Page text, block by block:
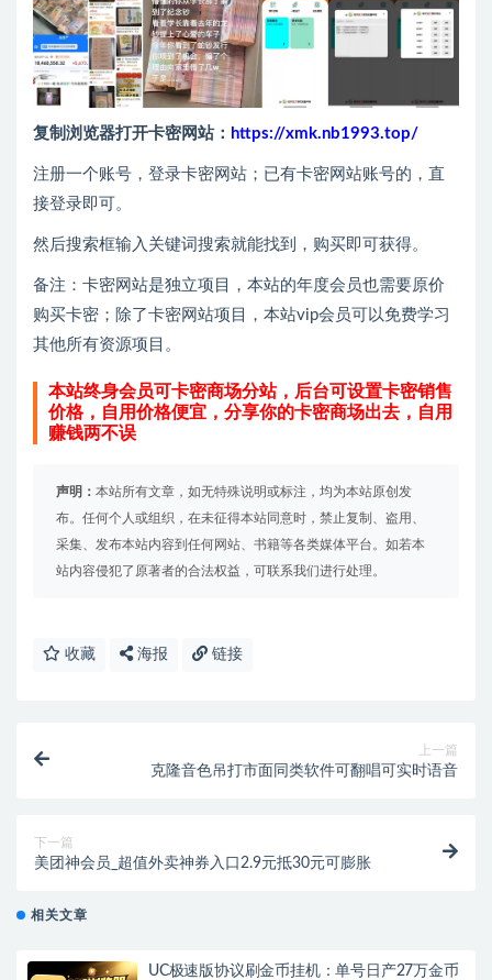
复制浏览器打开卡密网站： https://xmk.nb1993.top/
注册一个账号，登录卡密网站；已有卡密网站账号的，直
接登录即可。
然后搜索框输入关键词搜索就能找到，购买即可获得。
备注：卡密网站是独立项目，本站的年度会员也需要原价
购买卡密；除了卡密网站项目，本站vip会员可以免费学习
其他所有资源项目。
本站终身会员可卡密商场分站，后台可设置卡密销售
价格，自用价格便宜，分享你的卡密商场出去，自用
赚钱两不误
声明： 本站所有文章，如无特殊说明或标注，均为本站原创发
布。任何个人或组织，在未征得本站同意时，禁止复制、盗用、
采集、发布本站内容到任何网站、书籍等各类媒体平台。如若本
站内容侵犯了原著者的合法权益，可联系我们进行处理。
收藏 海报 链接
上一篇
克隆音色吊打市面同类软件可翻唱可实时语音
下一篇
美团神会员_超值外卖神券入口2.9元抵30元可膨胀
相关文章
UC极速版协议刷金币挂机：单号日产27万金币